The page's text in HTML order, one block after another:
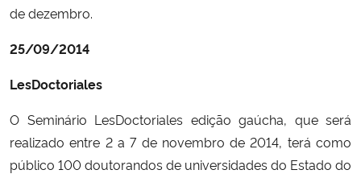
de dezembro.
25/09/2014
LesDoctoriales
O Seminário LesDoctoriales edição gaúcha, que será
realizado entre 2 a 7 de novembro de 2014, terá como
público 100 doutorandos de universidades do Estado do